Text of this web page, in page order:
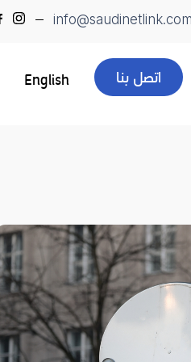
info@saudinetlink.com
اتصل بنا English